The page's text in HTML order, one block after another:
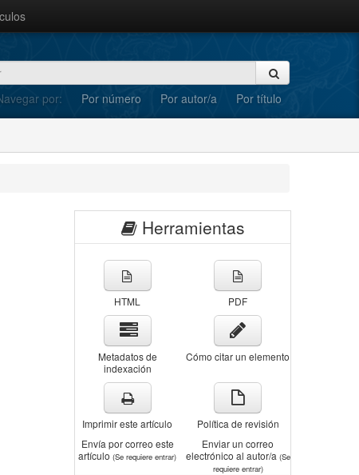
por: Por número Por autor/a Por título
Herramientas
HTML PDF
Metadatos de
indexación
Cómo citar un elemento
Imprimir este artículo
Política de revisión
Envía por correo este
artículo(Se requiere entrar)
Enviar un correo
electrónico al autor/a (Se
requiere entrar)